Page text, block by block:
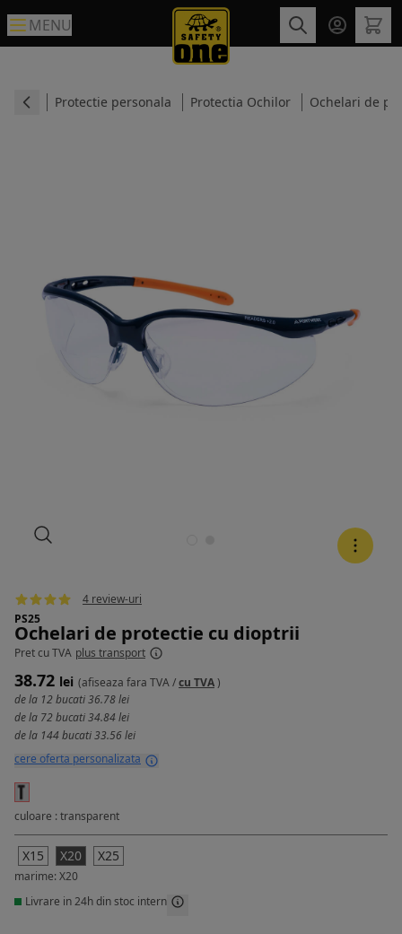
MENU
Protectie personala Protectia Ochilor Ochelari de
PS25
Ochelari de protectie cu dioptrii
4 review-uri
Pretcu TVA plus transport
38.72 lei (afiseaza fara TVA/cu TVA)
de la 12 bucati36.78 lei
de la 72 bucati34.84 lei
de la 144 bucati33.56 lei
cere oferta personalizata
culoare : transparent
X15 X20 X25
marime: X20
Livrare in 24h din stoc intern